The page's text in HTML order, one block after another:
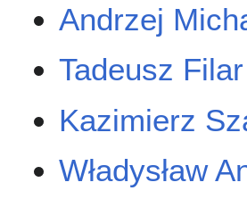
Andrzej
Tadeusz Filar
Kazimierz
Władysław